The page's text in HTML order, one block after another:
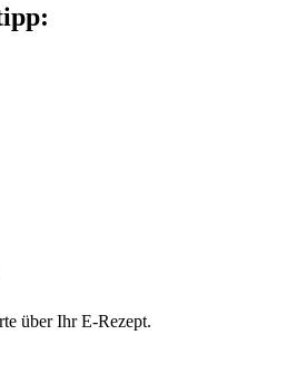
über Ihr E-Rezept.